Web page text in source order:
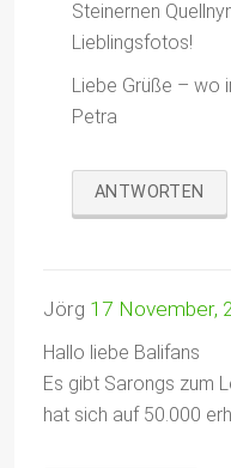
Steinernen
Lieblingsfotos!
Liebe Grüße – wo
Petra
ANTWORTEN
Jörg 17 November,
Hallo liebe Balifans
Es gibt Sarongs zum
hat sich auf 50.000